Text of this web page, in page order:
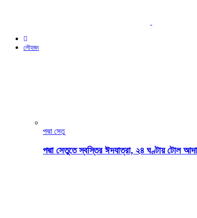
লৌহজং
পদ্মা সেতু
পদ্মা সেতুতে স্বস্তির ঈদযাত্রা, ২৪ ঘণ্টায় টোল